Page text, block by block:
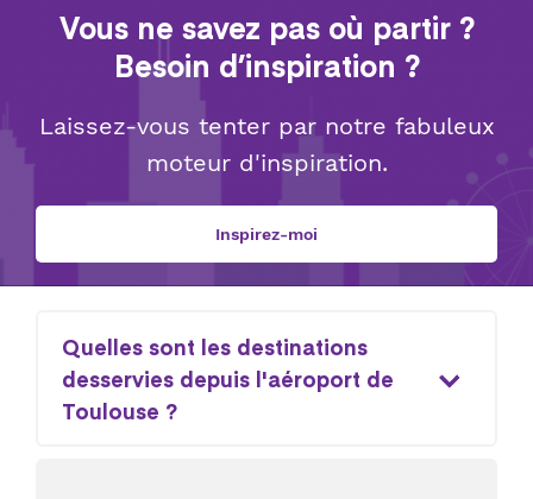
Vous ne savez pas où partir ?
Besoin d’inspiration ?
Laissez-vous tenter par notre fabuleux
moteur d'inspiration.
Inspirez-moi
Quelles sont les destinations
desservies depuis l'aéroport de
Toulouse ?